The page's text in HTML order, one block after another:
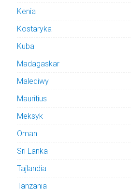
Kenia
Kostaryka
Kuba
Madagaskar
Malediwy
Mauritius
Meksyk
Oman
Sri Lanka
Tajlandia
Tanzania